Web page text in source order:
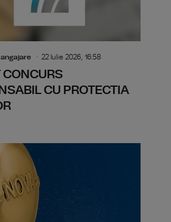
22 Iulie 2026, 16:58
CU PROTECTIA